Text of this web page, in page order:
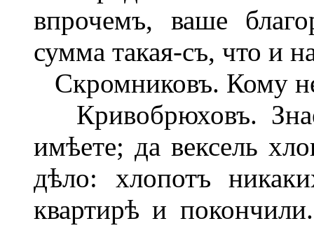
впрочемъ, ваше
сумма такая-съ, что и
Скромниковъ. Кому
Кривобрюховъ.
имѣете; да вексель
дѣло: хлопотъ
квартирѣ и